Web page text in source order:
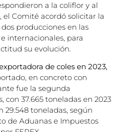
a la coliflor y al
el Comité acordó solicitar la
producciones en las
internacionales, para
su evolución.
de coles en 2023,
en concreto con
fue la segunda
con 37.665 toneladas en 2023
29.548 toneladas, según
de Aduanas e Impuestos